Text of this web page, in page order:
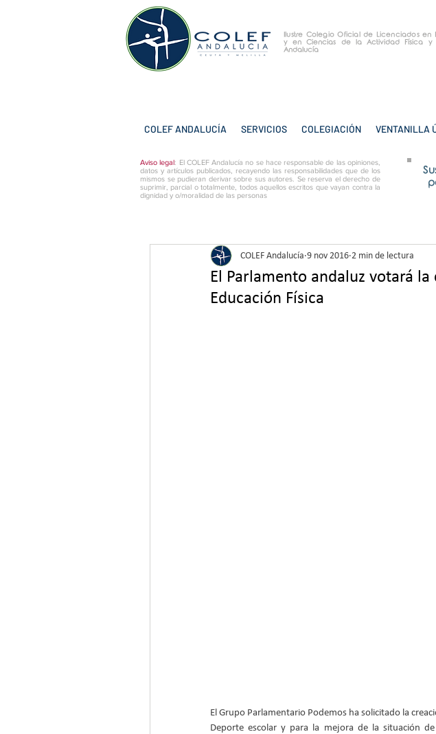
Ilustre Colegio Oficial de Licenciados en
y en Ciencias de la Actividad Física
Andalucía
COLEF ANDALUCÍA SERVICIOS COLEGIACIÓN VENTANILLA
Aviso legal: El COLEF Andalucía no se hace responsable de las opiniones,
datos y artículos publicados, recayendo las responsabilidades que de los
mismos se pudieran derivar sobre sus autores. Se reserva el derecho de
suprimir, parcial o totalmente, todos aquellos escritos que vayan contra la
dignidad y o/moralidad de las personas
El Parlamento andaluz votará
Educación Física
COLEF Andalucía 9 nov 2016 2 min de lectura
El Grupo Parlamentario Podemos ha solicitado la
Deporte escolar y para la mejora de la situación